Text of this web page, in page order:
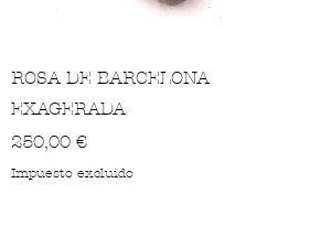
ROSA DE BARCELONA
EXAGERADA
Precio
250,00 €
Impuesto excluido